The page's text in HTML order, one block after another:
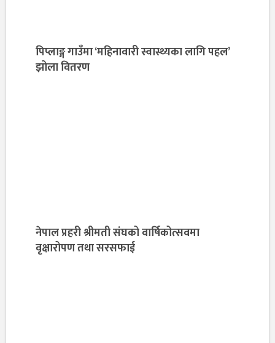
पिप्लाङ्ग गाउँमा ‘महिनावारी स्वास्थ्यका लागि पहल’
झोला वितरण
नेपाल प्रहरी श्रीमती संघको वार्षिकोत्सवमा
वृक्षारोपण तथा सरसफाई